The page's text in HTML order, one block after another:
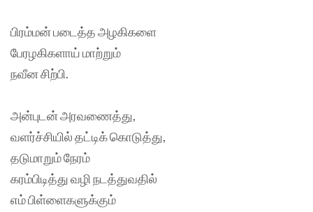
பிரம்மன் படைத்த அழகிகளை
பேரழகிகளாய் மாற்றும்
நவீன சிற்பி.
அன்புடன் அரவணைத்து,
வளர்ச்சியில் தட்டிக் கொடுத்து,
தடுமாறும் நேரம்
கரம்பிடித்து வழி நடத்துவதில்
எம் பிள்ளைகளுக்கும்